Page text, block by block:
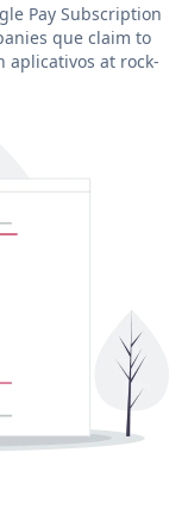
Pay Subscription
que claim to
aplicativos at rock-